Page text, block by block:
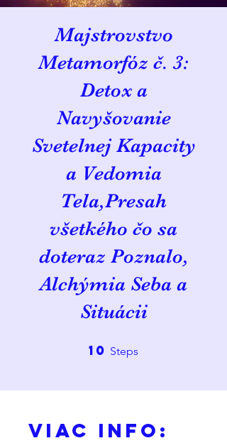
Majstrovstvo
Metamorfóz č. 3:
Detox a
Navyšovanie
Svetelnej Kapacity
a Vedomia
Tela,Presah
všetkého čo sa
doteraz Poznalo,
Alchýmia Seba a
Situácii
10 Steps
Viac Info: